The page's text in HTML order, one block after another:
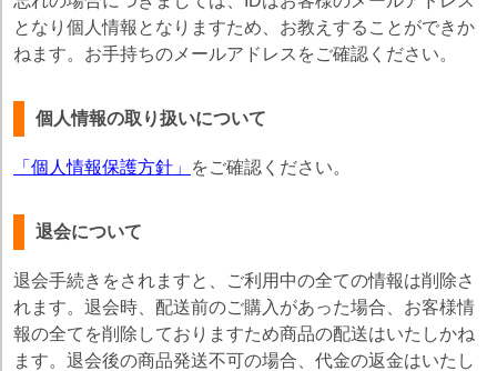
となり個人情報となりますため、お教えすることができか
ねます。お手持ちのメールアドレスをご確認ください。
個人情報の取り扱いについて
「個人情報保護方針」 をご確認ください。
退会について
退会手続きをされますと、ご利用中の全ての情報は削除さ
れます。退会時、配送前のご購入があった場合、お客様情
報の全てを削除しておりますため商品の配送はいたしかね
ます。退会後の商品発送不可の場合、代金の返金はいたし